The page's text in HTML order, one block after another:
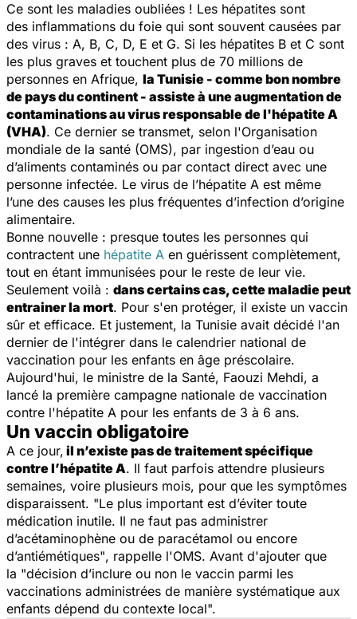
Ce sont les maladies oubliées ! Les hépatites sont
des inflammations du foie qui sont souvent causées par
des virus : A, B, C, D, E et G. Si les hépatites B et C sont
les plus graves et touchent plus de 70 millions de
personnes en Afrique, la Tunisie - comme bon nombre
de pays du continent - assiste à une augmentation de
contaminations au virus responsable de l'hépatite A
(VHA). Ce dernier se transmet, selon l'Organisation
mondiale de la santé (OMS), par ingestion d’eau ou
d’aliments contaminés ou par contact direct avec une
personne infectée. Le virus de l’hépatite A est même
l’une des causes les plus fréquentes d’infection d’origine
alimentaire.
Bonne nouvelle : presque toutes les personnes qui
contractent une hépatite A en guérissent complètement,
tout en étant immunisées pour le reste de leur vie.
Seulement voilà : dans certains cas, cette maladie peut
entrainer la mort. Pour s'en protéger, il existe un vaccin
sûr et efficace. Et justement, la Tunisie avait décidé l'an
dernier de l'intégrer dans le calendrier national de
vaccination pour les enfants en âge préscolaire.
Aujourd'hui, le ministre de la Santé, Faouzi Mehdi, a
lancé la première campagne nationale de vaccination
contre l'hépatite A pour les enfants de 3 à 6 ans.
Un vaccin obligatoire
A ce jour, il n’existe pas de traitement spécifique
contre l’hépatite A. Il faut parfois attendre plusieurs
semaines, voire plusieurs mois, pour que les symptômes
disparaissent. "Le plus important est d’éviter toute
médication inutile. Il ne faut pas administrer
d’acétaminophène ou de paracétamol ou encore
d’antiémétiques", rappelle l'OMS. Avant d'ajouter que
la "décision d’inclure ou non le vaccin parmi les
vaccinations administrées de manière systématique aux
enfants dépend du contexte local".